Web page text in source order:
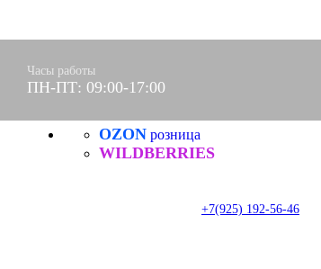
Часы работы
ПН-ПТ: 09:00-17:00
+7(925) 192-56-46
OZON розница
WILDBERRIES